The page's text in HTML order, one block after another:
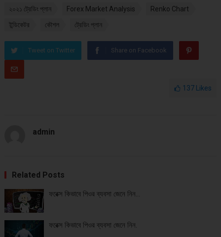
২০২১ ট্রেডিং প্লান Forex Market Analysis
Renko Chart
ইন্ডিকেটর
কৌশল ট্রেডিং প্লান
Tweet on Twitter Share on Facebook
137 Likes
admin
Related Posts
ফরেক্স কিভাবে পিওর ব্যবসা জেনে নিন…
ফরেক্স কিভাবে পিওর ব্যবসা জেনে নিন.